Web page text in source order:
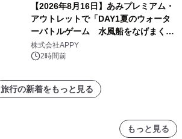
【2026年8月16日】あみプレミアム・
アウトレットで「DAY1夏のウォータ
ーバトルゲーム 水風船をなげまくろ
う！」を開催
株式会社APPY
2時間前
旅行の新着をもっと見る
もっと見る